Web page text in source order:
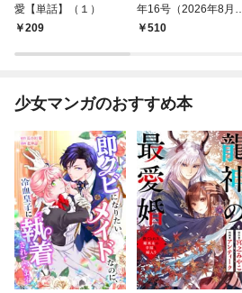
愛【単話】（１）
209
年16号（2026年8月7
日発売）
￥510
少女マンガのおすすめ本